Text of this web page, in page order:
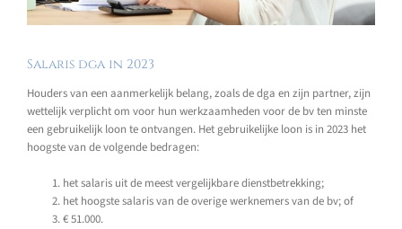
Salaris dga in 2023
Houders van een aanmerkelijk belang, zoals de dga en zijn partner, zijn
wettelijk verplicht om voor hun werkzaamheden voor de bv ten minste
een gebruikelijk loon te ontvangen. Het gebruikelijke loon is in 2023 het
hoogste van de volgende bedragen:
het salaris uit de meest vergelijkbare dienstbetrekking;
het hoogste salaris van de overige werknemers van de bv; of
€ 51.000.